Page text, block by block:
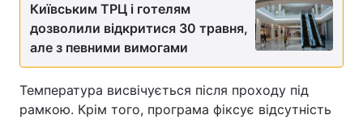
Екологія Регіони
Відео з Youtube Статті
Київським ТРЦ і готелям
дозволили відкритися 30 травня,
але з певними вимогами
Температура висвічується після проходу під
рамкою. Крім того, програма фіксує відсутність